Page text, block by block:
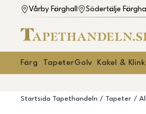
Vårby Färghall Södertälje
Färg TapeterGolv Kakel &
Startsida Tapethandeln Tapeter